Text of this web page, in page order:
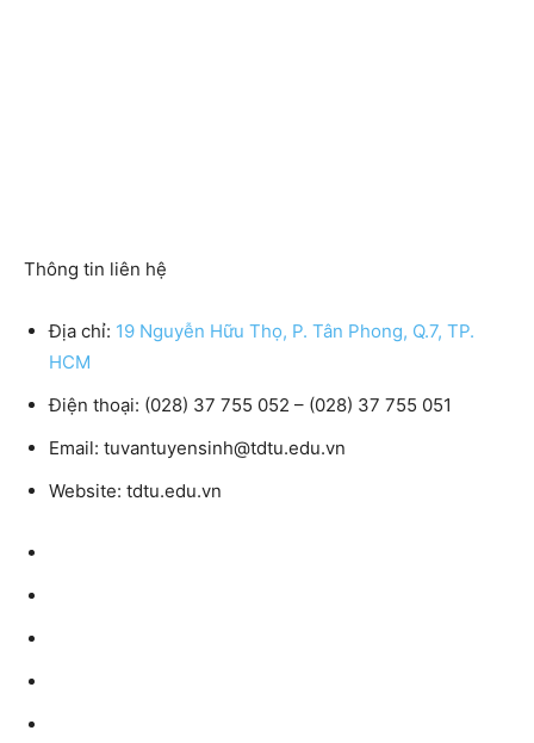
Thông tin liên hệ
Địa chỉ: 19 Nguyễn Hữu Thọ, P. Tân Phong, Q.7, TP.
HCM
Điện thoại: (028) 37 755 052 – (028) 37 755 051
Email: tuvantuyensinh@tdtu.edu.vn
Website: tdtu.edu.vn